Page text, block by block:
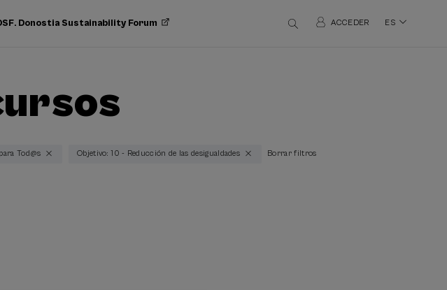
Donostia Sustainability Forum ACCEDER ES
Tod@s Objetivo: 10 - Reducción de las desigualdades Borrar filtros